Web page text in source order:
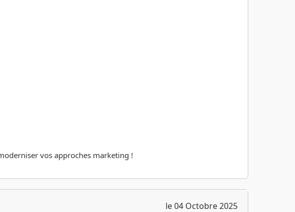
vos approches marketing !
le 04 Octobre 2025